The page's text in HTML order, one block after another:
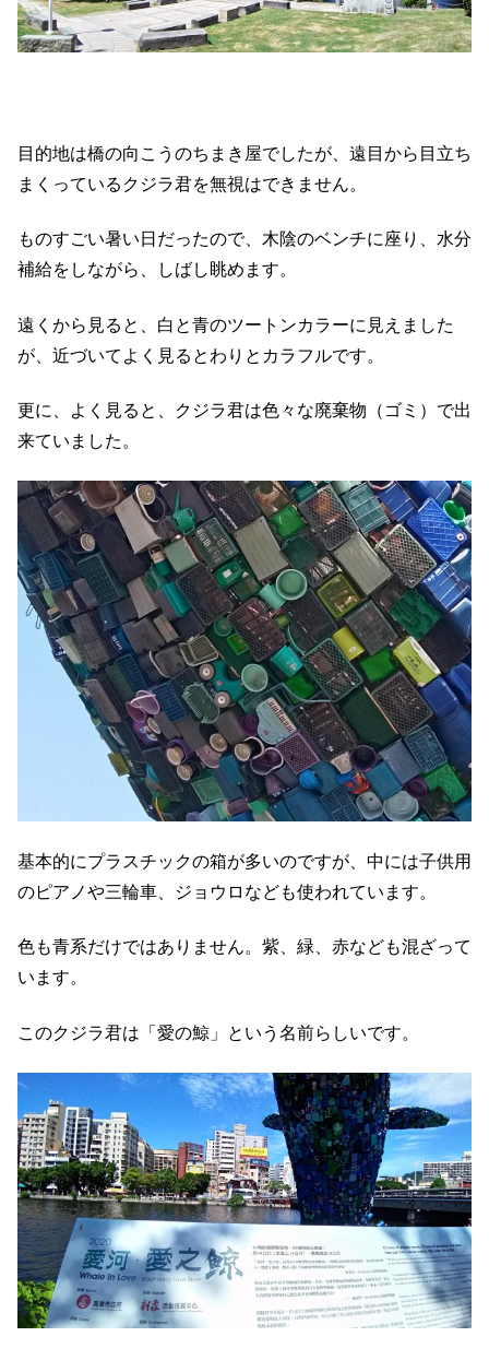
目的地は橋の向こうのちまき屋でしたが、遠目から目立ち
まくっているクジラ君を無視はできません。
ものすごい暑い日だったので、木陰のベンチに座り、水分
補給をしながら、しばし眺めます。
遠くから見ると、白と青のツートンカラーに見えました
が、近づいてよく見るとわりとカラフルです。
更に、よく見ると、クジラ君は色々な廃棄物（ゴミ）で出
来ていました。
基本的にプラスチックの箱が多いのですが、中には子供用
のピアノや三輪車、ジョウロなども使われています。
色も青系だけではありません。紫、緑、赤なども混ざって
います。
このクジラ君は「愛の鯨」という名前らしいです。